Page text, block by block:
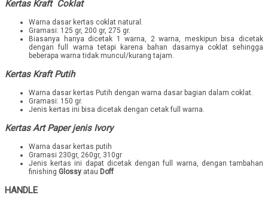
Kertas Kraft Coklat
Warna dasar kertas coklat natural.
Gramasi: 125 gr, 200 gr, 275 gr.
Biasanya hanya dicetak 1 warna, 2 warna, meskipun bisa dicetak
dengan full warna tetapi karena bahan dasarnya coklat sehingga
beberapa warna tidak muncul/kurang tajam.
Kertas Kraft Putih
Warna dasar kertas Putih dengan warna dasar bagian dalam coklat.
Gramasi: 150 gr.
Jenis kertas ini bisa dicetak dengan cetak full warna.
Kertas Art Paper jenis Ivory
Warna dasar kertas putih
Gramasi 230gr, 260gr, 310gr
Jenis kertas ini dapat dicetak dengan full warna, dengan tambahan
finishing Glossy atau Doff
HANDLE